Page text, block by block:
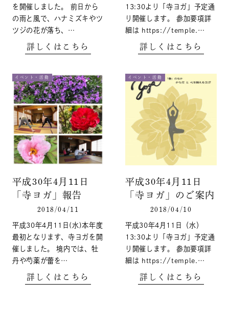
を開催しました。 前日から
の雨と風で、ハナミズキやツ
ツジの花が落ち、…
詳しくはこちら
13:30より「寺ヨガ」予定通
り開催します。 参加要項詳
細は https://temple.…
詳しくはこちら
イベント・活動
平成30年4月11日
「寺ヨガ」報告
2018/04/11
平成30年4月11日(水)本年度
最初となります、寺ヨガを開
催しました。 境内では、牡
丹や芍薬が蕾を…
詳しくはこちら
イベント・活動
平成30年4月11日
「寺ヨガ」のご案内
2018/04/10
平成30年4月11日（水）
13:30より「寺ヨガ」予定通
り開催します。 参加要項詳
細は https://temple.…
詳しくはこちら